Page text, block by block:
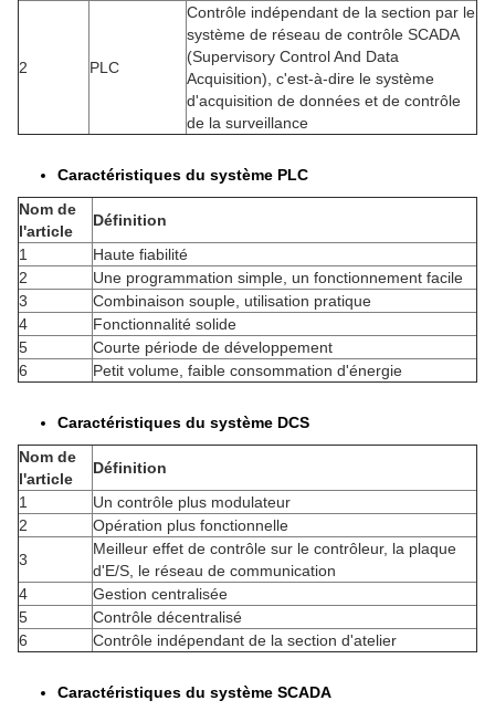
2 PLC
Contrôle indépendant de la section par le
système de réseau de contrôle SCADA
(Supervisory Control And Data
Acquisition), c'est-à-dire le système
d'acquisition de données et de contrôle
de la surveillance
Caractéristiques du système PLC
Nom de
l'article
Définition
1
Haute fiabilité
2
Une programmation simple, un fonctionnement facile
3
Combinaison souple, utilisation pratique
4
Fonctionnalité solide
5
Courte période de développement
6
Petit volume, faible consommation d'énergie
Caractéristiques du système DCS
Nom de
l'article
Définition
1
Un contrôle plus modulateur
2
Opération plus fonctionnelle
3
Meilleur effet de contrôle sur le contrôleur, la plaque
d'E/S, le réseau de communication
4
Gestion centralisée
5
Contrôle décentralisé
6
Contrôle indépendant de la section d'atelier
Caractéristiques du système SCADA